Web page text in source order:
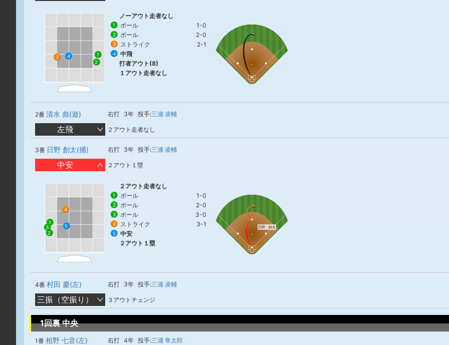
1
2
3 4
ノーアウト走者なし
1 ボール 1-0
2 ボール 2-0
3 ストライク 2-1
4
中飛
打者アウト(8)
１アウト走者なし
2番 清水 彪(遊) 右打 3年 投手:三浦 凌輔
左飛 ２アウト走者なし
3番 日野 創太(捕) 右打 3年 投手:三浦 凌輔
中安 ２アウト１塁
1
2
3
4
5
２アウト走者なし
1 ボール 1-0
2 ボール 2-0
3 ボール 3-0
4 ストライク 3-1
5
中安
２アウト１塁
日野 創太
4番 村田 慶(左) 右打 3年 投手:三浦 凌輔
三振（空振り） ３アウトチェンジ
1回裏 中央
1番 相野 七音(左) 右打 4年 投手:三浦 隼太郎